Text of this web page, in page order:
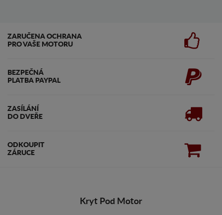
ZARUČENA OCHRANA
PRO VAŠE MOTORU
BEZPEČNÁ
PLATBA PAYPAL
ZASÍLÁNÍ
DO DVEŘE
ODKOUPIT
ZÁRUCE
Kryt Pod Motor